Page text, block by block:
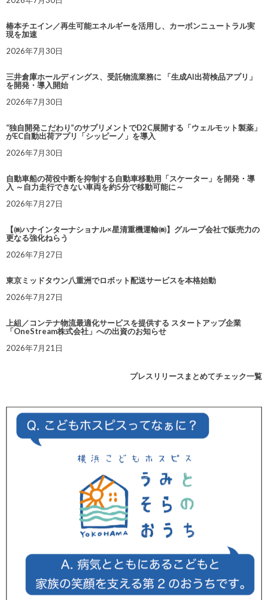
椿本チエイン／再生可能エネルギーを活用し、カーボンニュートラル実
現を加速
2026年7月30日
三井倉庫ホールディングス、受託物流業務に 「生成AI出荷検品アプリ」
を開発・導入開始
2026年7月30日
“独自開発こだわり”のサプリメントでD2C展開する「ウェルモット製薬」
がEC自動出荷アプリ「シッピーノ」を導入
2026年7月30日
自動車船の荷役中断を抑制する自動車移動用「スケーター」を開発・導
入 ～自力走行できない車両を約5分で移動可能に～
2026年7月27日
【㈱ハナインターナショナル×星清重機運輸㈱】グループ会社で販売力の
更なる強化ねらう
2026年7月27日
東京ミッドタウン八重洲でロボット配送サービスを本格始動
2026年7月27日
上組／コンテナ物流最適化サービスを提供する スタートアップ企業
「OneStream株式会社」への出資のお知らせ
2026年7月21日
プレスリリースまとめてチェック一覧